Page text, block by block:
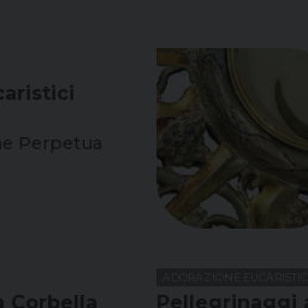
Perpetua
Corbella
Pellegrinaggi